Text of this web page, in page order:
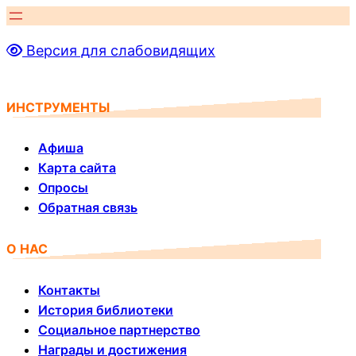
Перейти
содержимому
Версия для слабовидящих
ИНСТРУМЕНТЫ
Афиша
Карта сайта
Опросы
Обратная связь
О НАС
Контакты
История библиотеки
Социальное партнерство
Награды и достижения